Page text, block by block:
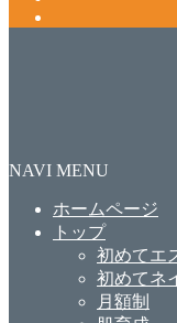
NAVI MENU
ホームページ
トップ
初めてエ
初めてネ
月額制